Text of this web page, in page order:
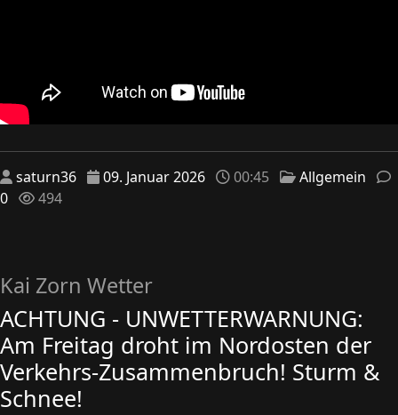
saturn36 09. Januar 2026 00:45
Allgemein
0
494
Kai Zorn Wetter
ACHTUNG - UNWETTERWARNUNG:
Am Freitag droht im Nordosten der
Verkehrs-Zusammenbruch! Sturm &
Schnee!